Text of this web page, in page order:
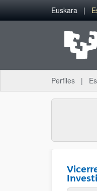
Saltar al contenido principal
Euskara
Perfiles